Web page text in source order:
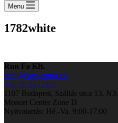
cartMenu
1782white
Run Fa Kft.
info@bags-runfa.eu
+36 70 8855905
1107 Budapest, Szállás utca 13. N3.
Monori Center Zone D
Nyitvatartás: Hé.-Va. 9:00-17:00